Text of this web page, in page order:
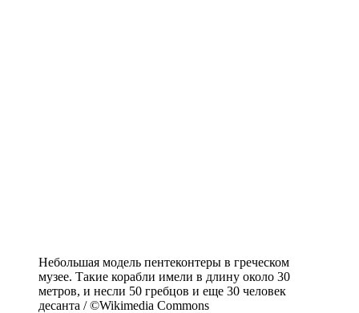
Небольшая модель пентеконтеры в греческом
музее. Такие корабли имели в длину около 30
метров, и несли 50 гребцов и еще 30 человек
десанта / ©Wikimedia Commons